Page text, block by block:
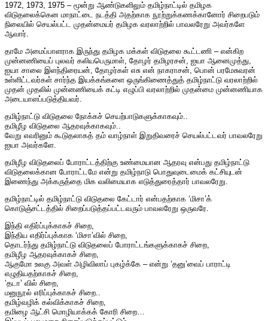
1972, 1973, 1975 – மூன்று ஆண்டுகளிலும் தமிழ்நாட்டில் தமிழக
விடுதலைக்கென மாநாட்டை நடத்தி அதற்காக நூற்றுக்கணக்கானோர் சிறைபடும்
நிலையில் செயல்பட்ட முதன்மையர் தமிழக வரலாற்றில் பாவலரேறு அவர்களே
ஆவார்.
தாமே அமைப்பாளராக இருந்து தமிழக மக்கள் விடுதலை கூட்டணி – என்கிற
முன்னணியைப் புலவர் கலியபெருமாள், தோழர் தமிழரசன், ஐயா ஆனைமுத்து,
ஐயா சாலை இளந்திரையன், தோழர்கள் எசு என் நாகராசன், பொன் பரமேசுவரன்
உள்ளிட்டவர்கள் சார்ந்த இயக்கங்களை ஒருங்கிணைத்துத் தமிழ்நாட்டு வரலாற்றில்
முதன் முதலில் முன்னணியைக் கட்டி எழுப்பி வரலாற்றில் முதன்மை முன்னணியாக
அடையாளப்படுத்தியவர்.
தமிழ்நாட்டு விடுதலை நோக்கச் செயற்பாடுகளுக்காகவும்..
தமிழீழ விடுதலை ஆதரவுக்காகவும்..
வேறு எவரினும் கூடுதலாகத் தம் வாழ்நாள் இறுதிவரைச் செயல்பட்டவர் பாவலரேறு
ஐயா அவர்களே.
தமிழீழ விடுதலைப் போராட்டத்திற்கு உண்மையான ஆதரவு என்பது தமிழ்நாட்டு
விடுதலைக்கான போராட்டமே என்று தமிழ்நாடு பொதுவுடைமைக் கட்சியுடன்
இணைந்து அக்கருத்தை மிக வலிமையாக எடுத்துரைத்தார் பாவலரேறு.
தமிழ்நாட்டில் தமிழ்நாட்டு விடுதலை கேட்டார் என்பதற்காக ‘மிசா’க்
கொடுஞ்சட்டத்தில் சிறைப்படுத்தப்பட்டவரும் பாவலரேறு ஒருவரே.
இந்தி எதிர்ப்புக்காகச் சிறை,
இந்திய எதிர்ப்புக்காக ‘மிசா’வில் சிறை,
தொடர்ந்து தமிழ்நாட்டு விடுதலைப் போராட்டங்களுக்காகச் சிறை,
தமிழீழ ஆதரவுக்காகச் சிறை,
ஆகுமோ உலகு அவள் அழிவிலாப் புகழ்க்கே – என்று ‘தனு’வைப் பாராட்டி
எழுதியதற்காகச் சிறை,
‘தடா’ வில் சிறை,
மனுநூல் எரிப்புக்காகச் சிறை..
தமிழ்வழிக் கல்விக்காகச் சிறை,
தமிழை ஆட்சி மொழியாக்கக் கோரி சிறை…